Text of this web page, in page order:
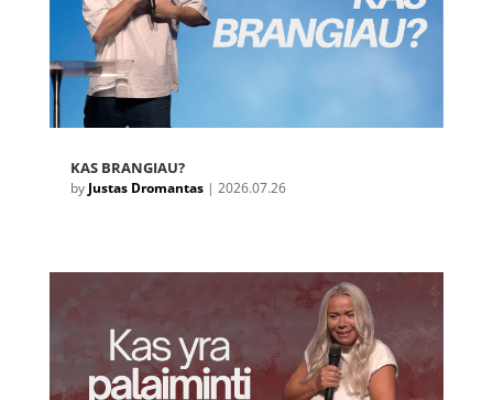
KAS BRANGIAU?
by Justas Dromantas| 2026.07.26